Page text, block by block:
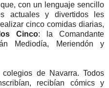
con un lenguaje sencillo
actuales y divertidos les
cinco comidas diarias,
Cinco: la Comandante
Mediodía, Meriendón y
de Navarra. Todos
recibían cómics y